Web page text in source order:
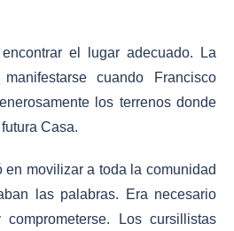
el lugar adecuado. La
cuando Francisco
los terrenos donde
Casa.
en movilizar a toda la comunidad
las palabras. Era necesario
Los cursillistas